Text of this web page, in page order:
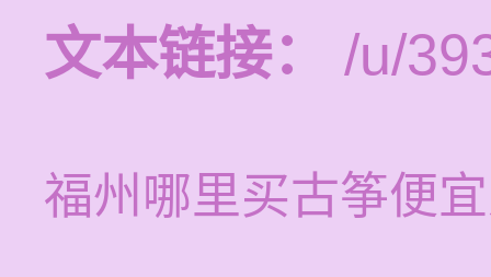
文本链接：
/u/
福州哪里买古筝便